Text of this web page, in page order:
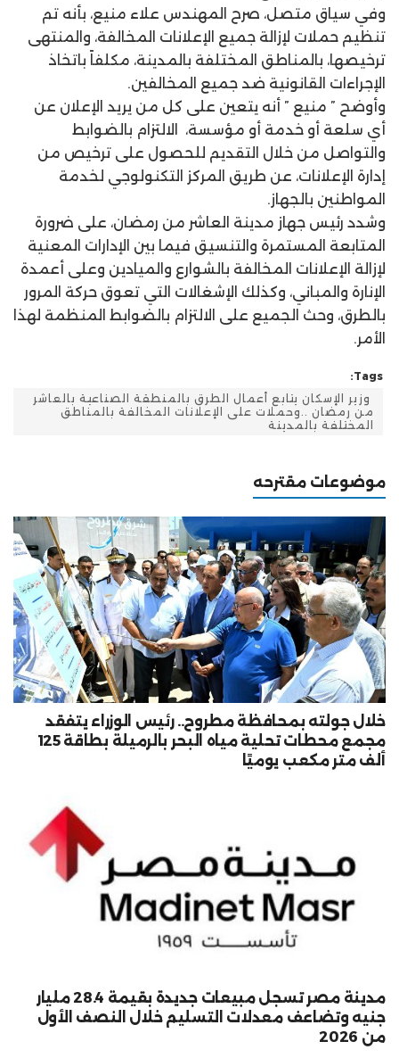
وفي سياق متصل، صرح المهندس علاء منيع، بأنه تم
تنظيم حملات لإزالة جميع الإعلانات المخالفة، والمنتهى
ترخيصها، بالمناطق المختلفة بالمدينة، مكلفاً باتخاذ
الإجراءات القانونية ضد جميع المخالفين.
وأوضح ” منيع ” أنه يتعين على كل من يريد الإعلان عن
أي سلعة أو خدمة أو مؤسسة، الالتزام بالضوابط
والتواصل من خلال التقديم للحصول على ترخيص من
إدارة الإعلانات، عن طريق المركز التكنولوجي لخدمة
المواطنين بالجهاز.
وشدد رئيس جهاز مدينة العاشر من رمضان، على ضرورة
المتابعة المستمرة والتنسيق فيما بين الإدارات المعنية
لإزالة الإعلانات المخالفة بالشوارع والميادين وعلى أعمدة
الإنارة والمباني، وكذلك الإشغالات التي تعوق حركة المرور
بالطرق، وحث الجميع على الالتزام بالضوابط المنظمة لهذا
الأمر.
Tags:
‫ وزير الإسكان يتابع أعمال الطرق بالمنطقة الصناعية بالعاشر
من رمضان ..وحملات على الإعلانات المخالفة بالمناطق
المختلفة بالمدينة
موضوعات مقترحه
خلال جولته بمحافظة مطروح.. رئيس الوزراء يتفقد
مجمع محطات تحلية مياه البحر بالرميلة بطاقة 125
ألف متر مكعب يوميًا
مدينة مصر تسجل مبيعات جديدة بقيمة 28.4 مليار
جنيه وتضاعف معدلات التسليم خلال النصف الأول
من 2026